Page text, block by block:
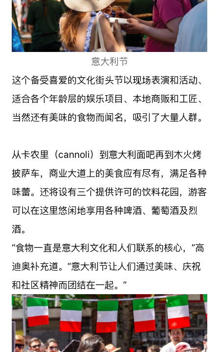
意大利节
这个备受喜爱的文化街头节以现场表演和活动、
适合各个年龄层的娱乐项目、本地商贩和工匠、
当然还有美味的食物而闻名，吸引了大量人群。
从卡农里（cannoli）到意大利面吧再到木火烤
披萨车，商业大道上的美食应有尽有，满足各种
味蕾。还将设有三个提供许可的饮料花园，游客
可以在这里悠闲地享用各种啤酒、葡萄酒及烈
酒。
“食物一直是意大利文化和人们联系的核心，”高
迪奥补充道。“意大利节让人们通过美味、庆祝
和社区精神而团结在一起。”